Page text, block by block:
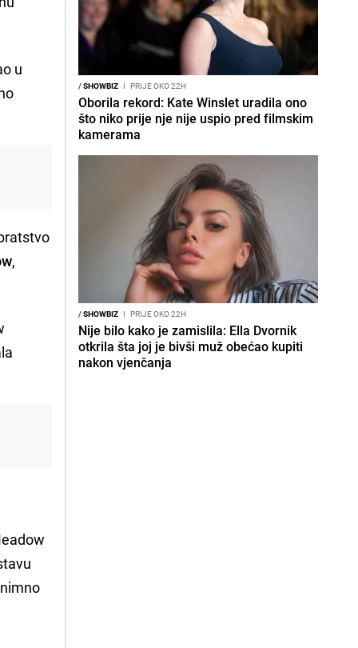
u
,
/SHOWBIZ I PRIJE OKO 22H
Oborila rekord: Kate Winslet uradila ono
što niko prije nje nije uspio pred filmskim
kamerama
/SHOWBIZ I PRIJE OKO 22H
Nije bilo kako je zamislila: Ella Dvornik
otkrila šta joj je bivši muž obećao kupiti
nakon vjenčanja